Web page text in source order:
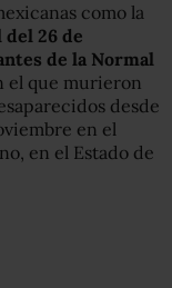
como la
26 de
de la Normal
el que murieron
desde
en el
en el Estado de